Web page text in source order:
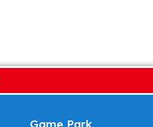
Game Park